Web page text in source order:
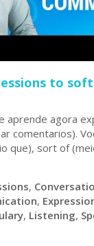
to
aprende agora
comentarios).
que), sort of
,
,
, Listening,